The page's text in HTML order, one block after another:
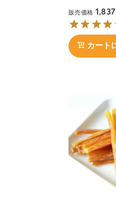
販売価格 1,837
カート